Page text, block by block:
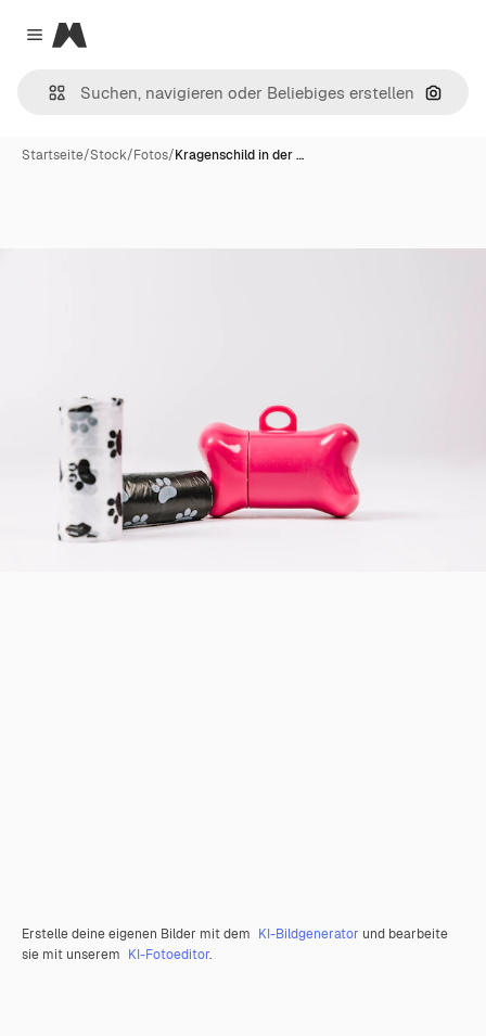
Close menu
Magnific
Nach
Startseite/Stock/Fotos/Kragenschild in der …
Erstelle deine eigenen Bilder mit dem KI-Bildgenerator und bearbeite
sie mit unserem KI-Fotoeditor.